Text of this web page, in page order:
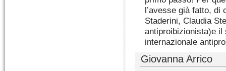
l’avesse già fatto, di
Staderini, Claudia
antiproibizionista)e il
internazionale
Giovanna Arrico